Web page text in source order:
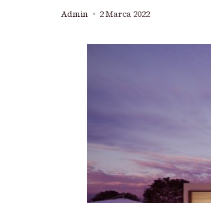
Admin 2 Marca 2022